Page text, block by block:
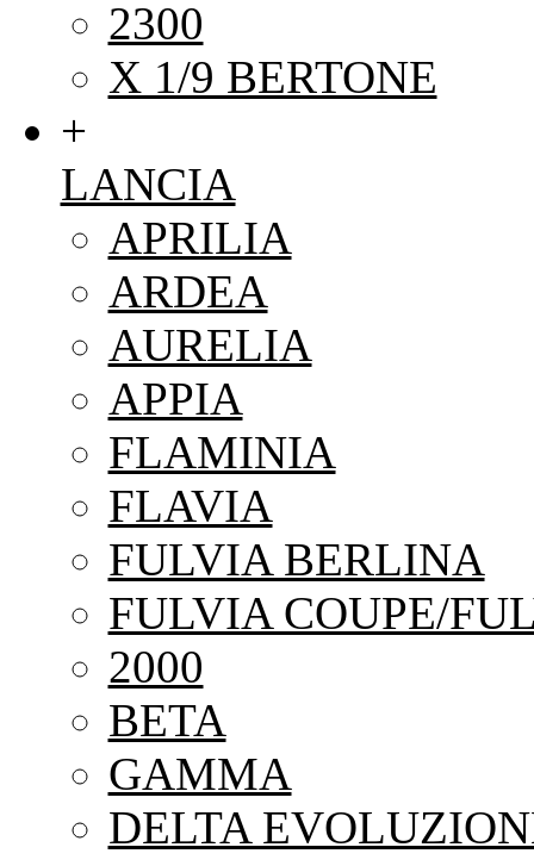
2300
X 1/9 BERTONE
+
LANCIA
APRILIA
ARDEA
AURELIA
APPIA
FLAMINIA
FLAVIA
FULVIA BERLINA
FULVIA COUPE/
2000
BETA
GAMMA
DELTA